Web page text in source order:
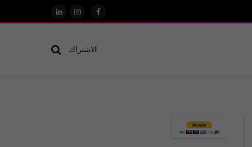
فيسبوكالانستغرام
لينكدإن
الاشتراك